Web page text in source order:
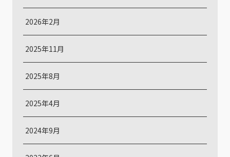
2026年2月
2025年11月
2025年8月
2025年4月
2024年9月